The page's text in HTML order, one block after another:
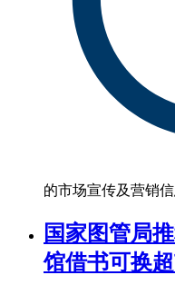
的市场宣传及营销信
国家图管局
馆借书可换